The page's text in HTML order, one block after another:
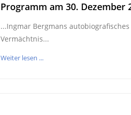
Programm am 30. Dezember
...Ingmar Bergmans autobiografisches
Vermächtnis...
Weiter lesen ...